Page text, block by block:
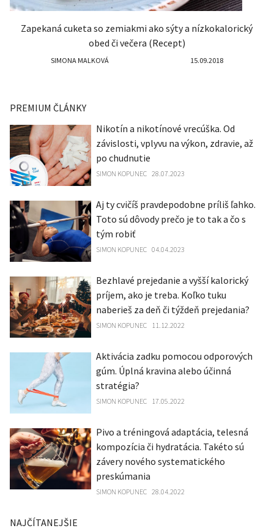
Zapekaná cuketa so zemiakmi ako sýty a nízkokalorický
obed či večera (Recept)
SIMONA MALKOVÁ 15.09.2018
PREMIUM ČLÁNKY
Nikotín a nikotínové vrecúška. Od
závislosti, vplyvu na výkon, zdravie, až
po chudnutie
SIMON KOPUNEC 28.07.2023
Aj ty cvičíš pravdepodobne príliš ľahko.
Toto sú dôvody prečo je to tak a čo s
tým robiť
SIMON KOPUNEC 04.04.2023
Bezhlavé prejedanie a vyšší kalorický
príjem, ako je treba. Koľko tuku
naberieš za deň či týždeň prejedania?
SIMON KOPUNEC 11.12.2022
Aktivácia zadku pomocou odporových
gúm. Úplná kravina alebo účinná
stratégia?
SIMON KOPUNEC 17.05.2022
Pivo a tréningová adaptácia, telesná
kompozícia či hydratácia. Takéto sú
závery nového systematického
preskúmania
SIMON KOPUNEC 28.04.2022
NAJČÍTANEJŠIE